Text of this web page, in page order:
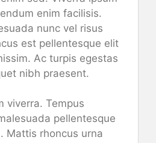
enim facilisis.
nunc vel risus
est pellentesque elit
Ac turpis egestas
nibh praesent.
viverra. Tempus
pellentesque
Mattis rhoncus urna